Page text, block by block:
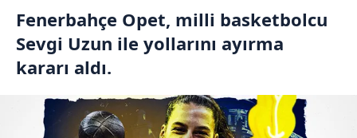
Fenerbahçe Opet, milli basketbolcu
Sevgi Uzun ile yollarını ayırma
kararı aldı.